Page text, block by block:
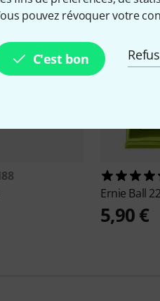
pouvez révoquer votre
C'est bon
Ernie Ball
5,90 €